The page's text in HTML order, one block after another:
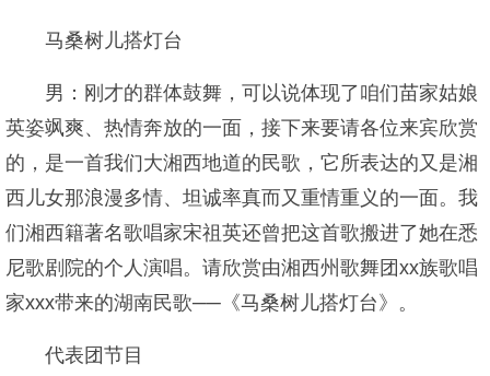
马桑树儿搭灯台
男：刚才的群体鼓舞，可以说体现了咱们苗家姑娘
英姿飒爽、热情奔放的一面，接下来要请各位来宾欣赏
的，是一首我们大湘西地道的民歌，它所表达的又是湘
西儿女那浪漫多情、坦诚率真而又重情重义的一面。我
们湘西籍著名歌唱家宋祖英还曾把这首歌搬进了她在悉
尼歌剧院的个人演唱。请欣赏由湘西州歌舞团xx族歌唱
家xxx带来的湖南民歌──《马桑树儿搭灯台》。
代表团节目